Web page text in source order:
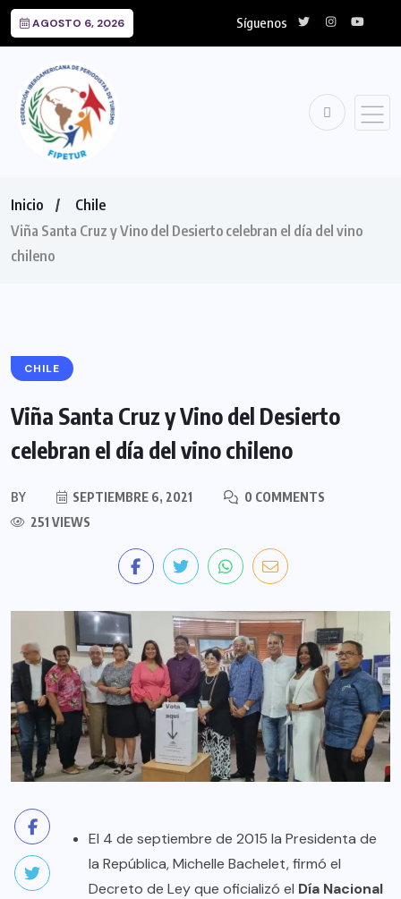
AGOSTO 6, 2026 Síguenos
Inicio
Chile
Viña Santa Cruz y Vino del Desierto celebran el día del vino
chileno
CHILE
Viña Santa Cruz y Vino del Desierto
celebran el día del vino chileno
BY SEPTIEMBRE 6, 2021
0 COMMENTS
251 VIEWS
El 4 de septiembre de 2015 la Presidenta de
la República, Michelle Bachelet, firmó el
Decreto de Ley que oficializó el Día Nacional